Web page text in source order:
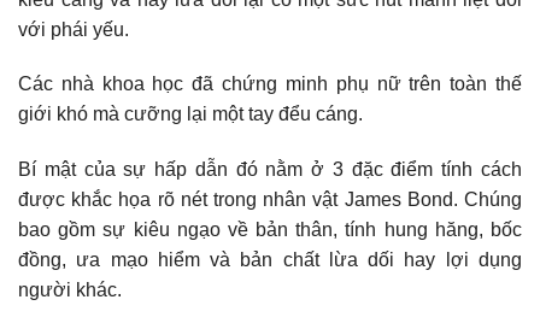
với phái yếu.
Các nhà khoa học đã chứng minh phụ nữ trên toàn thế
giới khó mà cưỡng lại một tay đểu cáng.
Bí mật của sự hấp dẫn đó nằm ở 3 đặc điểm tính cách
được khắc họa rõ nét trong nhân vật James Bond. Chúng
bao gồm sự kiêu ngạo về bản thân, tính hung hăng, bốc
đồng, ưa mạo hiểm và bản chất lừa dối hay lợi dụng
người khác.